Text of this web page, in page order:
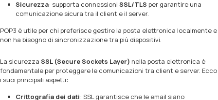
Sicurezza: supporta connessioni SSL/TLS per garantire una
comunicazione sicura tra il client e il server.
POP3 è utile per chi preferisce gestire la posta elettronica localmente e
non ha bisogno di sincronizzazione tra più dispositivi.
La sicurezza SSL (Secure Sockets Layer) nella posta elettronica è
fondamentale per proteggere le comunicazioni tra client e server. Ecco
i suoi principali aspetti:
Crittografia dei dati: SSL garantisce che le email siano